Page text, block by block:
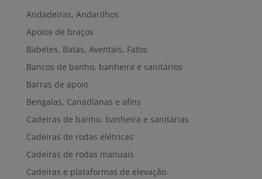
Andadeiras, Andarilhos
Apoios de braços
Babetes, Batas, Aventais, Fatos
Bancos de banho, banheira e sanitários
Barras de apoio
Bengalas, Canadianas e afins
Cadeiras de banho, banheira e sanitárias
Cadeiras de rodas elétricas
Cadeiras de rodas manuais
Cadeiras e plataformas de elevação